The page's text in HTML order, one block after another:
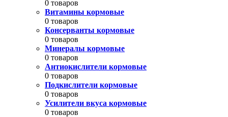
0 товаров
Витамины кормовые
0 товаров
Консерванты кормовые
0 товаров
Минералы кормовые
0 товаров
Антиокислители кормовые
0 товаров
Подкислители кормовые
0 товаров
Усилители вкуса кормовые
0 товаров